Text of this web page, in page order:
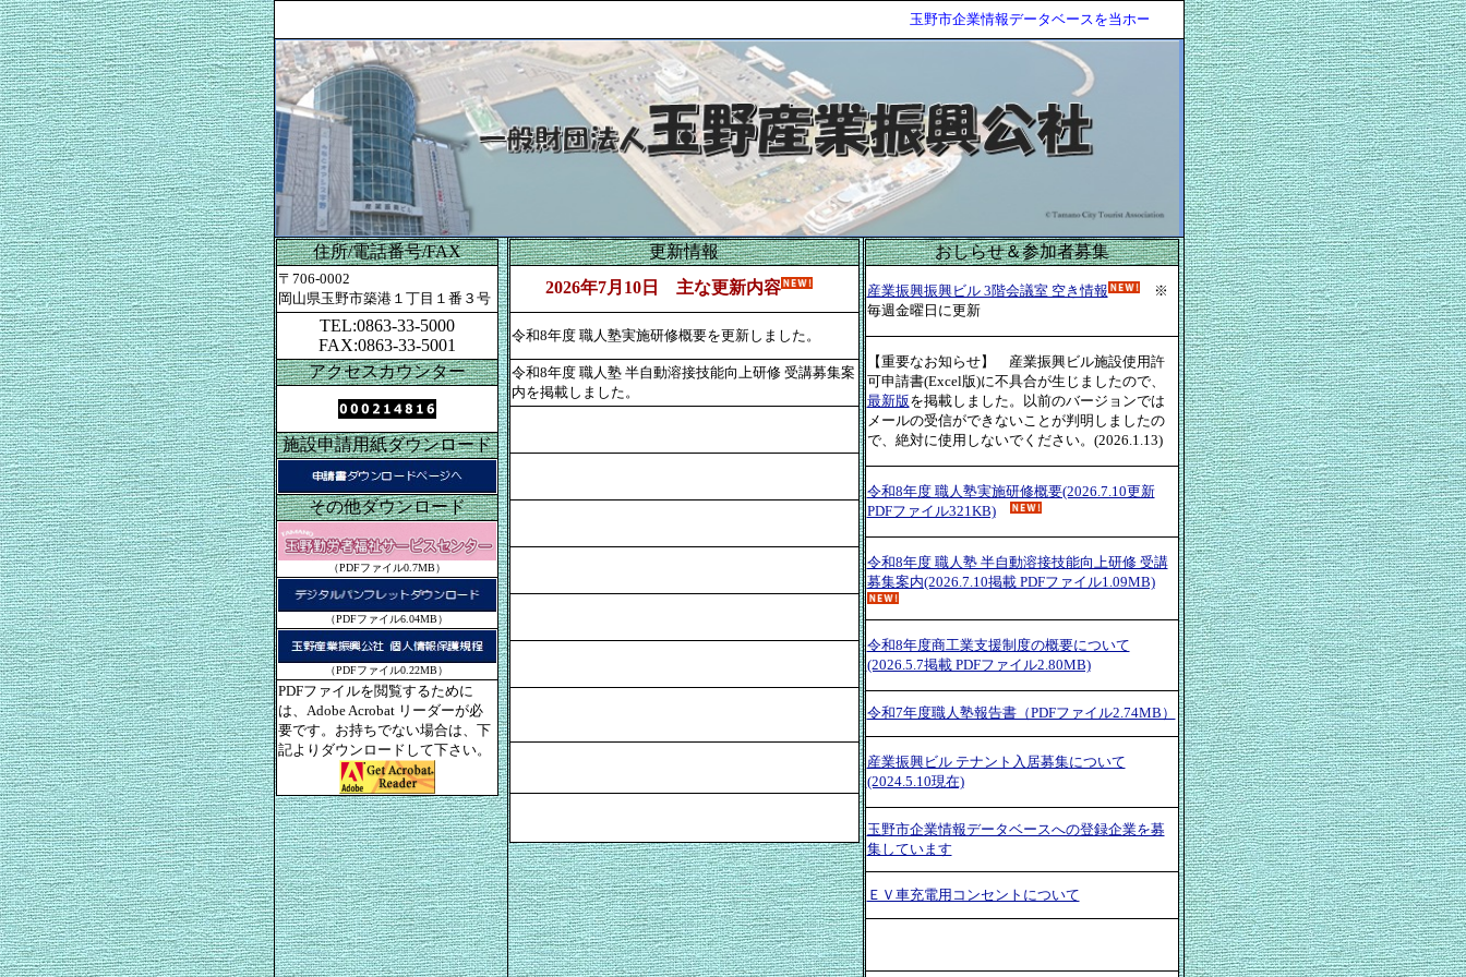
玉野市企業情報データベースを当ホームページ内に開設しました！！ 情報登録は随時受
住所/電話番号/FAX
〒706-0002
岡山県玉野市築港１丁目１番３号
TEL:0863-33-5000
FAX:0863-33-5001
アクセスカウンター
施設申請用紙ダウンロード
その他ダウンロード
（PDFファイル0.7MB）
（PDFファイル6.04MB）
（PDFファイル0.22MB）
PDFファイルを閲覧するために
は、Adobe Acrobat リーダーが必
要です。お持ちでない場合は、下
記よりダウンロードして下さい。
更新情報
2026年7月10日 主な更新内容
令和8年度 職人塾実施研修概要を更新しました。
令和8年度 職人塾 半自動溶接技能向上研修 受講募集案
内を掲載しました。
おしらせ＆参加者募集
産業振興振興ビル 3階会議室 空き情報
※
毎週金曜日に更新
【重要なお知らせ】 産業振興ビル施設使用許
可申請書(Excel版)に不具合が生じましたので、
最新版を掲載しました。以前のバージョンでは
メールの受信ができないことが判明しましたの
で、絶対に使用しないでください。(2026.1.13)
令和8年度 職人塾実施研修概要(2026.7.10更新
PDFファイル321KB)
令和8年度 職人塾 半自動溶接技能向上研修 受講
募集案内(2026.7.10掲載 PDFファイル1.09MB)
令和8年度商工業支援制度の概要について
(2026.5.7掲載 PDFファイル2.80MB)
令和7年度職人塾報告書（PDFファイル2.74MB）
産業振興ビル テナント入居募集について
(2024.5.10現在)
玉野市企業情報データベースへの登録企業を募
集しています
ＥＶ車充電用コンセントについて